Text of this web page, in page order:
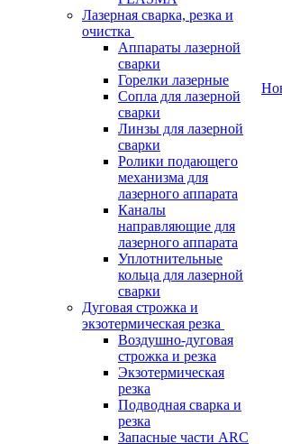
Лазерная сварка, резка и
очистка
Аппараты лазерной
сварки
Горелки лазерные
Сопла для лазерной
сварки
Линзы для лазерной
сварки
Ролики подающего
механизма для
лазерного аппарата
Каналы
направляющие для
лазерного аппарата
Уплотнительные
кольца для лазерной
сварки
Дуговая строжка и
экзотермическая резка
Воздушно-дуговая
строжка и резка
Экзотермическая
резка
Подводная сварка и
резка
Запасные части ARC